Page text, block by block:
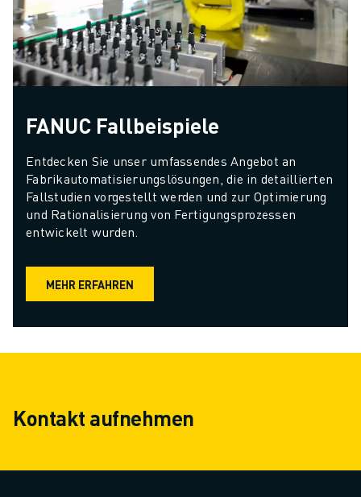
FANUC Fallbeispiele
Entdecken Sie unser umfassendes Angebot an
Fabrikautomatisierungslösungen, die in detaillierten
Fallstudien vorgestellt werden und zur Optimierung
und Rationalisierung von Fertigungsprozessen
entwickelt wurden.
MEHR ERFAHREN
Kontakt aufnehmen